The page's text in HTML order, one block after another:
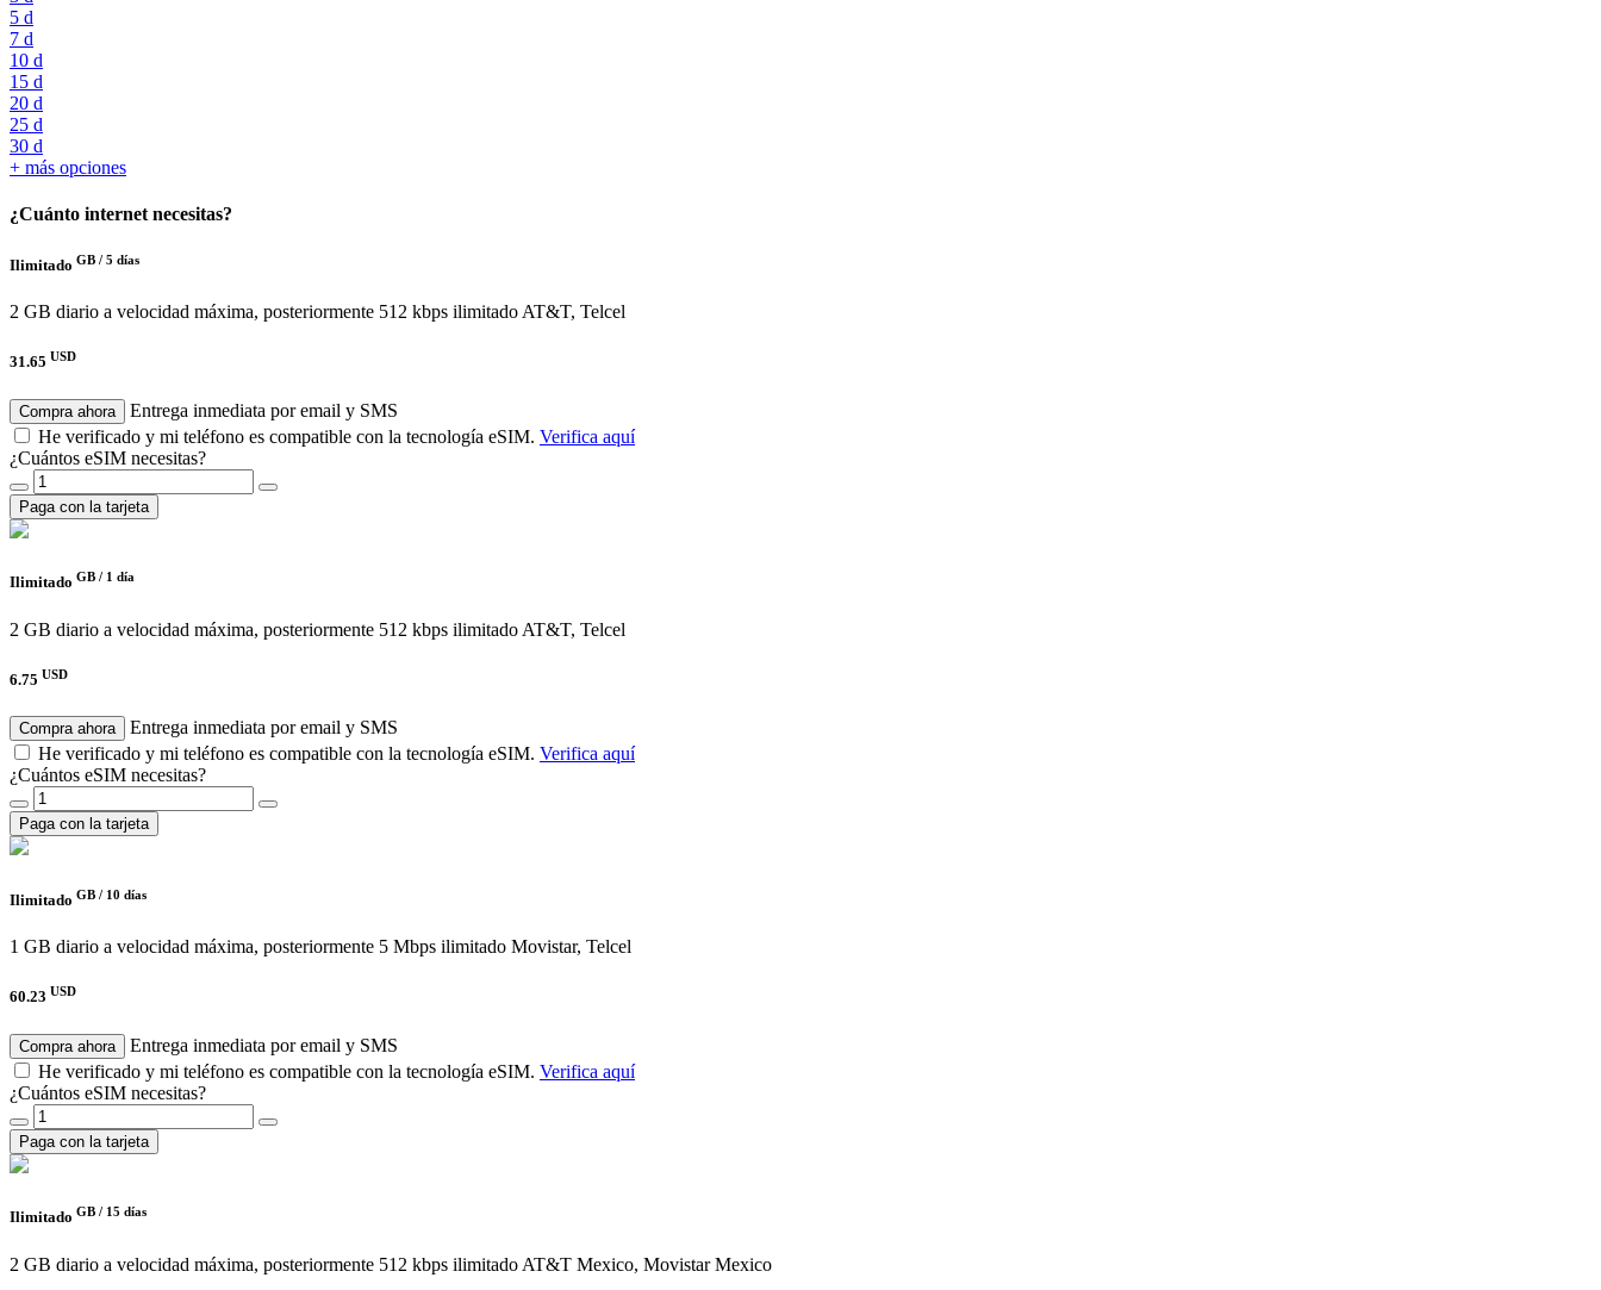
5 d
7 d
10 d
15 d
20 d
25 d
30 d
+ más opciones
¿Cuánto internet necesitas?
Ilimitado GB / 5 días
2 GB diario a velocidad máxima, posteriormente 512 kbps ilimitado AT&T, Telcel
31.65 USD
Compra ahora
Entrega inmediata por email y SMS
He verificado y mi teléfono es compatible con la tecnología eSIM. Verifica aquí
¿Cuántos eSIM necesitas?
Paga con la tarjeta
Ilimitado GB / 1 día
2 GB diario a velocidad máxima, posteriormente 512 kbps ilimitado AT&T, Telcel
6.75 USD
Compra ahora
Entrega inmediata por email y SMS
He verificado y mi teléfono es compatible con la tecnología eSIM. Verifica aquí
¿Cuántos eSIM necesitas?
Paga con la tarjeta
Ilimitado GB / 10 días
1 GB diario a velocidad máxima, posteriormente 5 Mbps ilimitado Movistar, Telcel
60.23 USD
Compra ahora
Entrega inmediata por email y SMS
He verificado y mi teléfono es compatible con la tecnología eSIM. Verifica aquí
¿Cuántos eSIM necesitas?
Paga con la tarjeta
Ilimitado GB / 15 días
2 GB diario a velocidad máxima, posteriormente 512 kbps ilimitado AT&T Mexico, Movistar Mexico